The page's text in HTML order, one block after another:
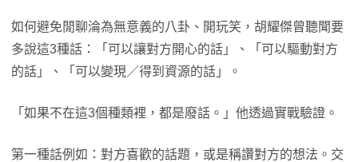
如何避免閒聊淪為無意義的八卦、開玩笑，胡耀傑曾聽聞要
多說這3種話：「可以讓對方開心的話」、「可以驅動對方
的話」、「可以變現／得到資源的話」。
「如果不在這3個種類裡，都是廢話。」他透過實戰驗證。
第一種話例如：對方喜歡的話題，或是稱讚對方的想法。交